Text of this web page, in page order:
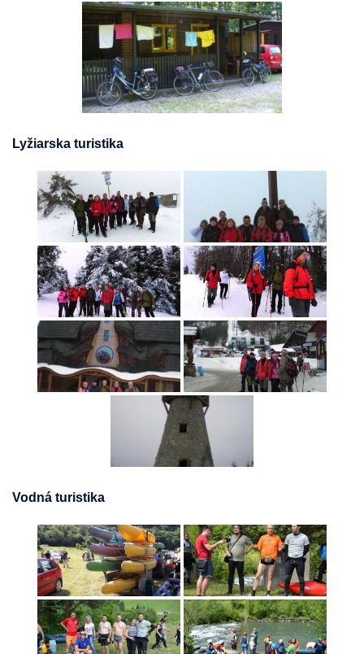
Lyžiarska turistika
Vodná turistika